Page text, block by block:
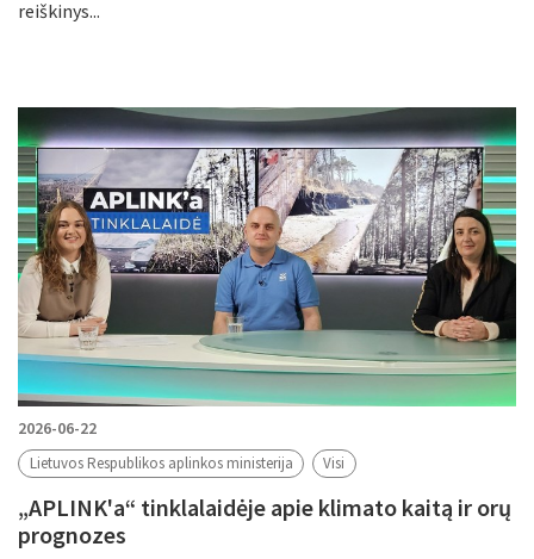
reiškinys...
2026-06-22
Lietuvos Respublikos aplinkos ministerija Visi
„APLINK'a“ tinklalaidėje apie klimato kaitą ir orų
prognozes